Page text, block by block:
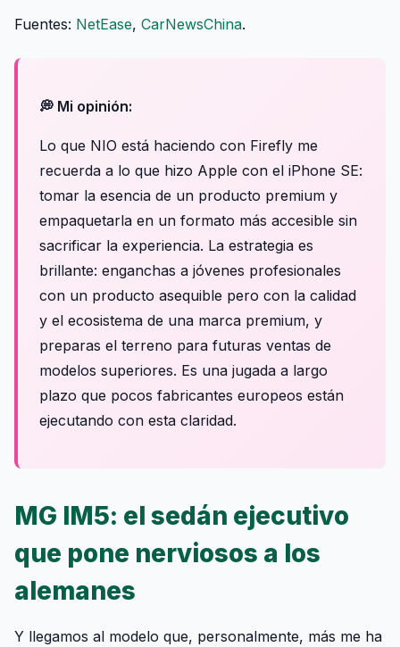
Fuentes: NetEase, CarNewsChina.
💭 Mi opinión:
Lo que NIO está haciendo con Firefly me
recuerda a lo que hizo Apple con el iPhone SE:
tomar la esencia de un producto premium y
empaquetarla en un formato más accesible sin
sacrificar la experiencia. La estrategia es
brillante: enganchas a jóvenes profesionales
con un producto asequible pero con la calidad
y el ecosistema de una marca premium, y
preparas el terreno para futuras ventas de
modelos superiores. Es una jugada a largo
plazo que pocos fabricantes europeos están
ejecutando con esta claridad.
MG IM5: el sedán ejecutivo
que pone nerviosos a los
alemanes
Y llegamos al modelo que, personalmente, más me ha